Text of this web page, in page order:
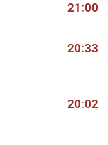
21:00
20:33
20:02